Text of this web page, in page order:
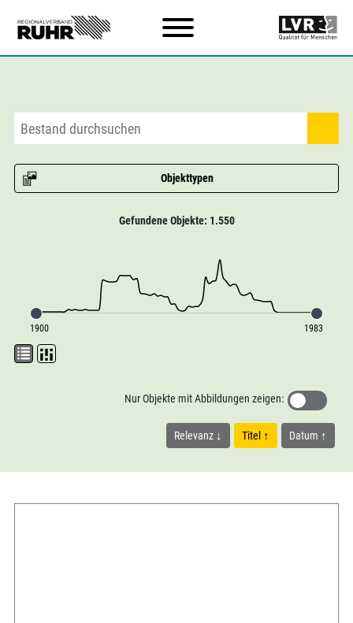
Objekttypen
Gefundene Objekte: 1.550
1900 1983
Relevanz Titel Datum
Nur Objekte mit Abbildungen zeigen: